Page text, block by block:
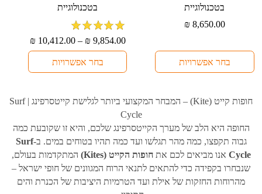
בטכנולוגיית
₪ 8,650.00
בחר אפשרויות
את
בעמוד
בטכנולוגיית
מדורג 5מתוך
5
₪ 9,854.00
–
₪ 10,412.00
מחירים:
עד
בחר אפשרויות
מספר
ניתן
את
בעמוד
המוצר
חופות קייט (Kite) – המבחר המקצועי ביותר לגלישת קייטסרפינג | Surf
Cycle
החופה היא הלב של מערך הקייטסרפינג שלכם, והיא זו שקובעת כמה
גבוה תקפצו, כמה מהר תגלשו ועד כמה תהיו בטוחים במים. ב-Surf
Cycle אנו מביאים לכם אתחופות הקייט (Kites)
המתקדמות בעולם,
שנבחרו בקפידה כדי להתאים לתנאי הרוח המגוונים של חופי ישראל –
מהרוחות החזקות של אילת ועד הטרמיות היציבות של הכנרת והים